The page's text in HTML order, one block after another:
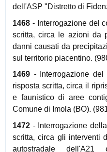
dell'ASP "Distretto di
1468- Interrogazione del
scritta, circa le azioni da
danni causati da
sul territorio piacentino.
1469- Interrogazione del
risposta scritta, circa il
e faunistico di aree
Comune di Imola (BO).
1472- Interrogazione
scritta, circa gli interventi
autostradale dell'A21